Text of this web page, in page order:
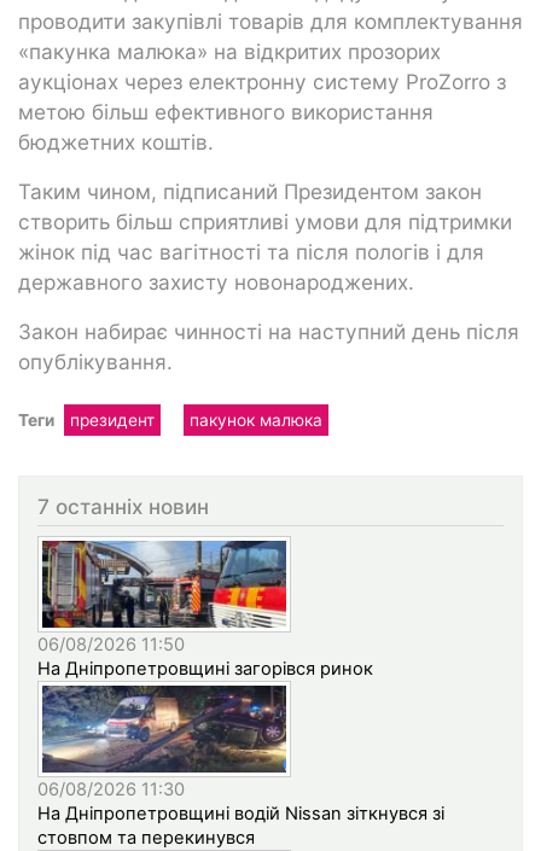
проводити закупівлі товарів для комплектування
«пакунка малюка» на відкритих прозорих
аукціонах через електронну систему ProZorro з
метою більш ефективного використання
бюджетних коштів.
Таким чином, підписаний Президентом закон
створить більш сприятливі умови для підтримки
жінок під час вагітності та після пологів і для
державного захисту новонароджених.
Закон набирає чинності на наступний день після
опублікування.
Теги президент пакунок малюка
7 останніх новин
06/08/2026 11:50
На Дніпропетровщині загорівся ринок
06/08/2026 11:30
На Дніпропетровщині водій Nissan зіткнувся зі
стовпом та перекинувся